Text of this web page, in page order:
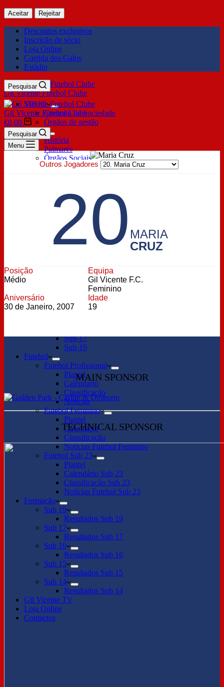
Aceitar Rejeitar
Descontos exclusivos
Inscrição de sócio
Loja Online
Corrida dos Galos
Estádio
Gil Vicente Futebol Clube
Pesquisar
SDUQ
Contrato de Sociedade
Órgãos de gestão
Clube
História
Palmarés
Órgãos Sociais
Prestação de contas
Descontos Exclusivos
Lugar Anual & Renovação
Inscrição de sócio
Pagamento de quotas
Oficial Sponsor
Notícias
Feminino
Notícias Sub-23
Sub-17
Sub-19
Futebol
Futebol Profissional
Plantel
Calendário
Classificação
Notícias
Futebol Feminino
Plantel
Calendário
Classificação
Notícias Futebol Feminino
Futebol Sub 23
Plantel
Calendário Sub 23
Classificação Sub 23
Notícias Futebol Sub 23
Formação
Sub 19
Resultados Sub 19
Sub 17
Resultados Sub 17
Sub 16
Resultados Sub 16
Sub 15
Resultados Sub 15
Sub 14
Resultados Sub 14
Gil Vicente TV
Loja Online
Contactos
Gil Vicente Futebol Clube
€0,00
Pesquisar
Menu
Outros Jogadores
20 MARIA
CRUZ
Posição
Médio
Equipa
Gil Vicente F.C.
Feminino
Aniversário
30 de Janeiro, 2007
Idade
19
MAIN SPONSOR
TECHNICAL SPONSOR